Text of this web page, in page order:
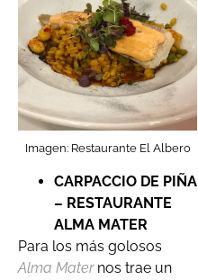
Imagen: Restaurante El Albero
CARPACCIO DE PIÑA
– RESTAURANTE
ALMA MATER
Para los más golosos
Alma Maternos trae un